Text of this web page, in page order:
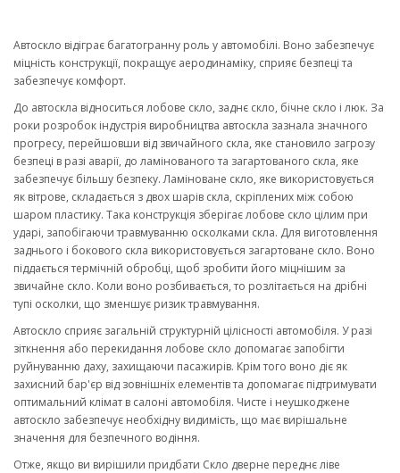
Автоскло відіграє багатогранну роль у автомобілі. Воно забезпечує
міцність конструкції, покращує аеродинаміку, сприяє безпеці та
забезпечує комфорт.
До автоскла відноситься лобове скло, заднє скло, бічне скло і люк. За
роки розробок індустрія виробництва автоскла зазнала значного
прогресу, перейшовши від звичайного скла, яке становило загрозу
безпеці в разі аварії, до ламінованого та загартованого скла, яке
забезпечує більшу безпеку. Ламіноване скло, яке використовується
як вітрове, складається з двох шарів скла, скріплених між собою
шаром пластику. Така конструкція зберігає лобове скло цілим при
ударі, запобігаючи травмуванню осколками скла. Для виготовлення
заднього і бокового скла використовується загартоване скло. Воно
піддається термічній обробці, щоб зробити його міцнішим за
звичайне скло. Коли воно розбивається, то розлітається на дрібні
тупі осколки, що зменшує ризик травмування.
Автоскло сприяє загальній структурній цілісності автомобіля. У разі
зіткнення або перекидання лобове скло допомагає запобігти
руйнуванню даху, захищаючи пасажирів. Крім того воно діє як
захисний бар'єр від зовнішніх елементів та допомагає підтримувати
оптимальний клімат в салоні автомобіля. Чисте і неушкоджене
автоскло забезпечує необхідну видимість, що має вирішальне
значення для безпечного водіння.
Отже, якщо ви вирішили придбати Скло дверне переднє ліве